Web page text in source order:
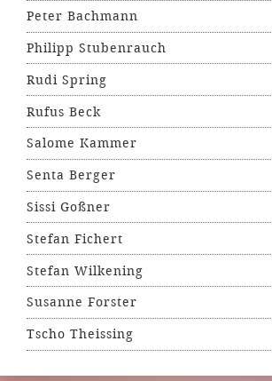
Peter Bachmann
Philipp Stubenrauch
Rudi Spring
Rufus Beck
Salome Kammer
Senta Berger
Sissi Goßner
Stefan Fichert
Stefan Wilkening
Susanne Forster
Tscho Theissing